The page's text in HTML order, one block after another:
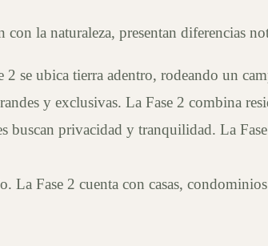
la naturaleza, presentan diferencias
2 se ubica tierra adentro, rodeando un
y exclusivas. La Fase 2 combina
buscan privacidad y tranquilidad. La
La Fase 2 cuenta con casas,